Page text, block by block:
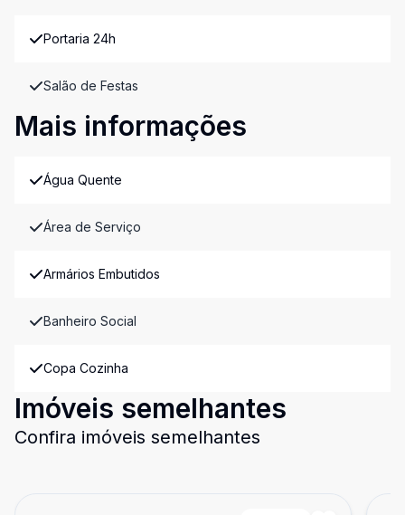
Portaria 24h
Salão de Festas
Mais informações
Água Quente
Área de Serviço
Armários Embutidos
Banheiro Social
Copa Cozinha
Imóveis semelhantes
Confira imóveis semelhantes